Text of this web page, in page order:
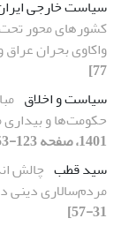
سیاست خارجی
کشورهای محور تحت
واکاوی بحران
77]
سیاست و اخلاق
حکومت‌ها‌ و بیداری
1401، صفحه 123-153]
سید قطب چالش
مردم‌سالاری دینی
31-57]